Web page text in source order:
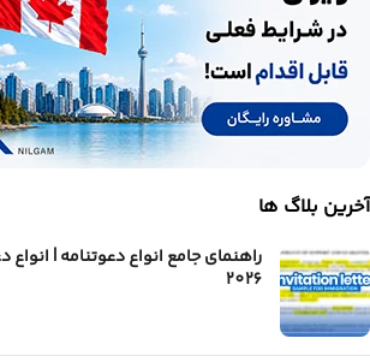
آخرین بلاگ ها
راهنمای جامع انواع دعوتنامه | انواع
2026